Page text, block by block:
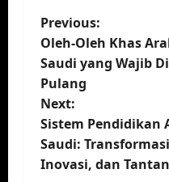
P
o
s
t
n
Previous:
Oleh-Oleh Khas
Saudi yang Wajib
Pulang
Next:
Sistem Pendidikan
Saudi:
Inovasi, dan